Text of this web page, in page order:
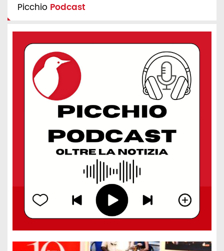
Picchio Podcast